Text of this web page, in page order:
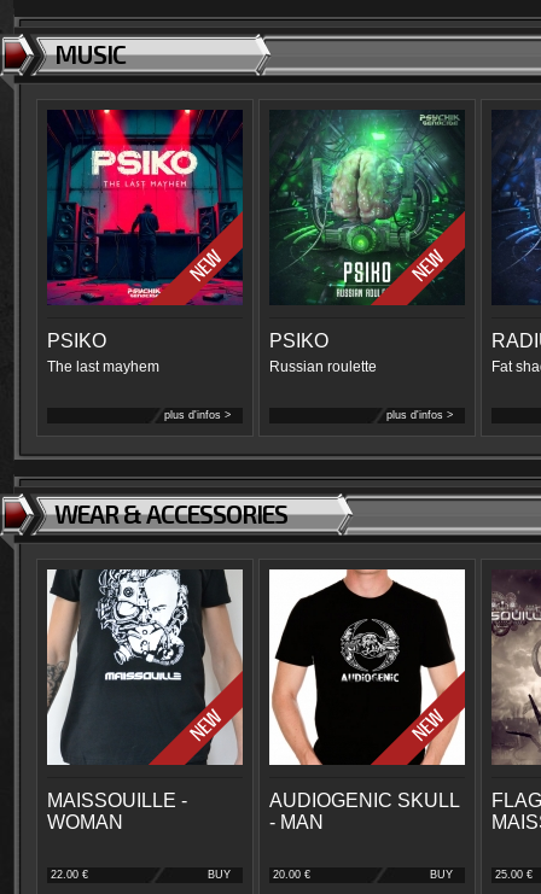
MUSIC
PSIKO
The last mayhem
plus d'infos >
PSIKO
Russian roulette
plus d'infos >
Fat
WEAR & ACCESSORIES
MAISSOUILLE -
WOMAN
22.00 € BUY
AUDIOGENIC SKULL
- MAN
20.00 € BUY 25.00 €